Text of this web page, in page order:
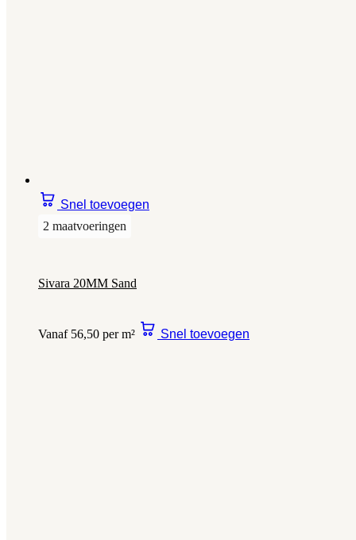
Snel toevoegen
2 maatvoeringen
Sivara 20MM Sand
Vanaf 56,50 per m² Snel toevoegen